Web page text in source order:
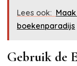
Lees ook:
boekenparadijs
Gebruik de